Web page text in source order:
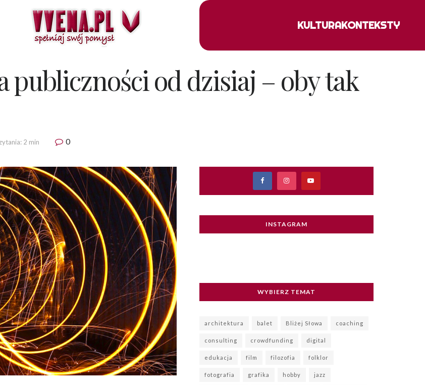
KULTURAKONTEKSTY
od dzisiaj – oby tak
2 min 0
INSTAGRAM
WYBIERZ TEMAT
architektura balet Bliżej Słowa coaching
consulting crowdfunding digital
edukacja film filozofia folklor
fotografia grafika hobby jazz